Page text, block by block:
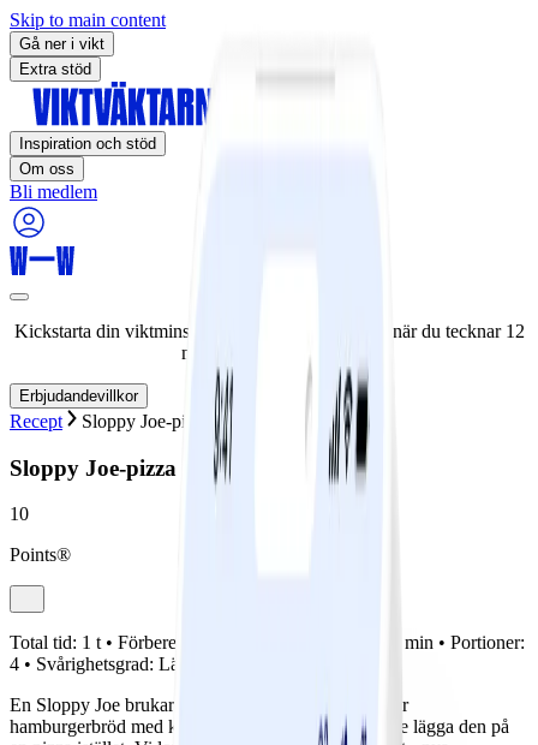
Skip to main content
Gå ner i vikt
Extra stöd
Inspiration och stöd
Om oss
Bli medlem
Kickstarta din viktminskningsresa nu! Spara 50% när du tecknar 12
månaders medlemskap.
Erbjudandevillkor
Recept Sloppy Joe-pizza
Sloppy Joe-pizza
10
Points®
Total tid: 1 t • Förberedelse: 40 min • Portioner:
4 • Svårighetsgrad: Lätt
En Sloppy Joe brukar beskriva en typ av macka eller
hamburgerbröd med köttfärsfyllning, men varför inte lägga den på